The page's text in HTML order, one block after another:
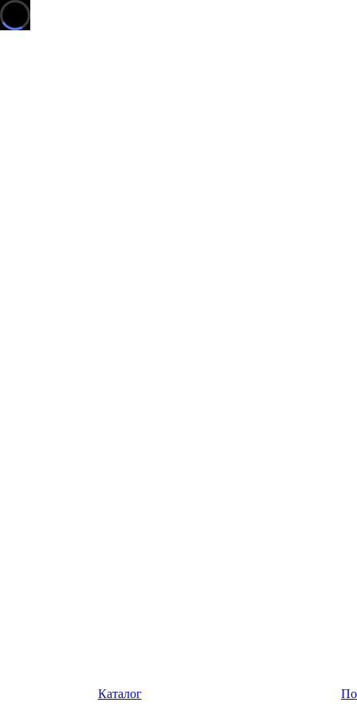
Каталог